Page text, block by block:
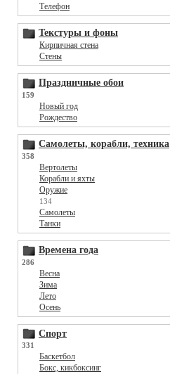
Телефон
Текстуры и фоны
Кирпичная стена
Стены
Праздничные обои
159
Новый год
Рождество
Самолеты, корабли, техника
358
Вертолеты
Корабли и яхты
Оружие
134
Самолеты
Танки
Времена года
286
Весна
Зима
Лето
Осень
Спорт
331
Баскетбол
Бокс, кикбоксинг